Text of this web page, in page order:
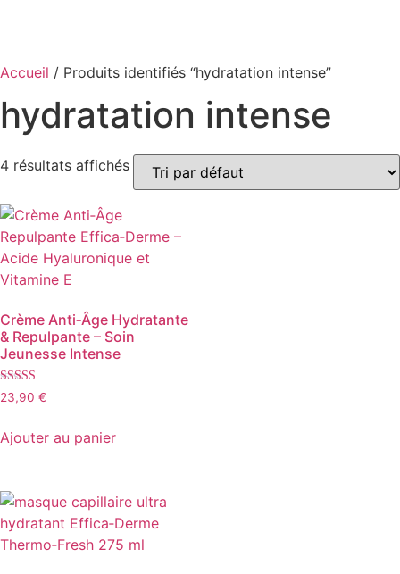
Accueil / Produits identifiés “hydratation intense”
hydratation intense
4 résultats affichés
Crème Anti‑Âge Hydratante
& Repulpante – Soin
Jeunesse Intense
Note
4.71
23,90 €
Ajouter au panier